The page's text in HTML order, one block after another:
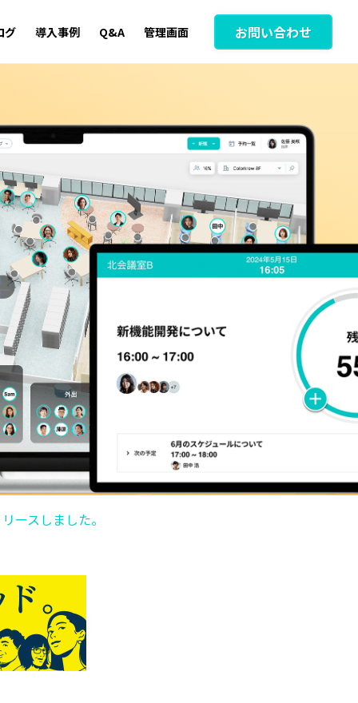
グ 導入事例 Q&A 管理画面 お問い合わせ
ースしました。